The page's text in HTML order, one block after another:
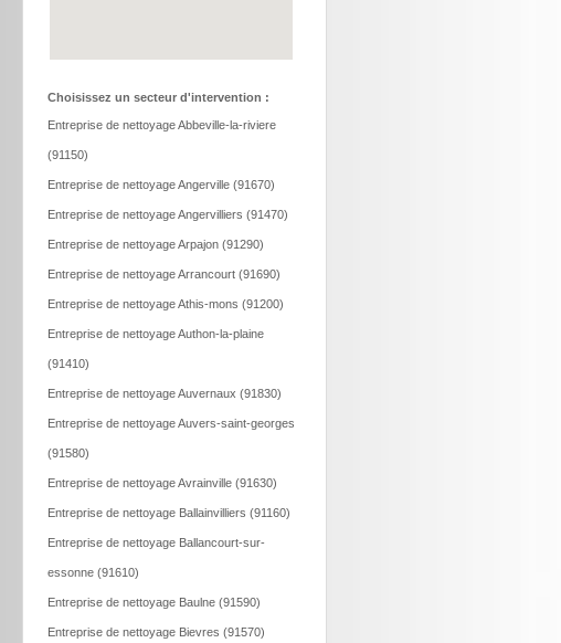
Choisissez un secteur d'intervention :
Entreprise de nettoyage Abbeville-la-riviere
(91150)
Entreprise de nettoyage Angerville (91670)
Entreprise de nettoyage Angervilliers (91470)
Entreprise de nettoyage Arpajon (91290)
Entreprise de nettoyage Arrancourt (91690)
Entreprise de nettoyage Athis-mons (91200)
Entreprise de nettoyage Authon-la-plaine
(91410)
Entreprise de nettoyage Auvernaux (91830)
Entreprise de nettoyage Auvers-saint-georges
(91580)
Entreprise de nettoyage Avrainville (91630)
Entreprise de nettoyage Ballainvilliers (91160)
Entreprise de nettoyage Ballancourt-sur-
essonne (91610)
Entreprise de nettoyage Baulne (91590)
Entreprise de nettoyage Bievres (91570)